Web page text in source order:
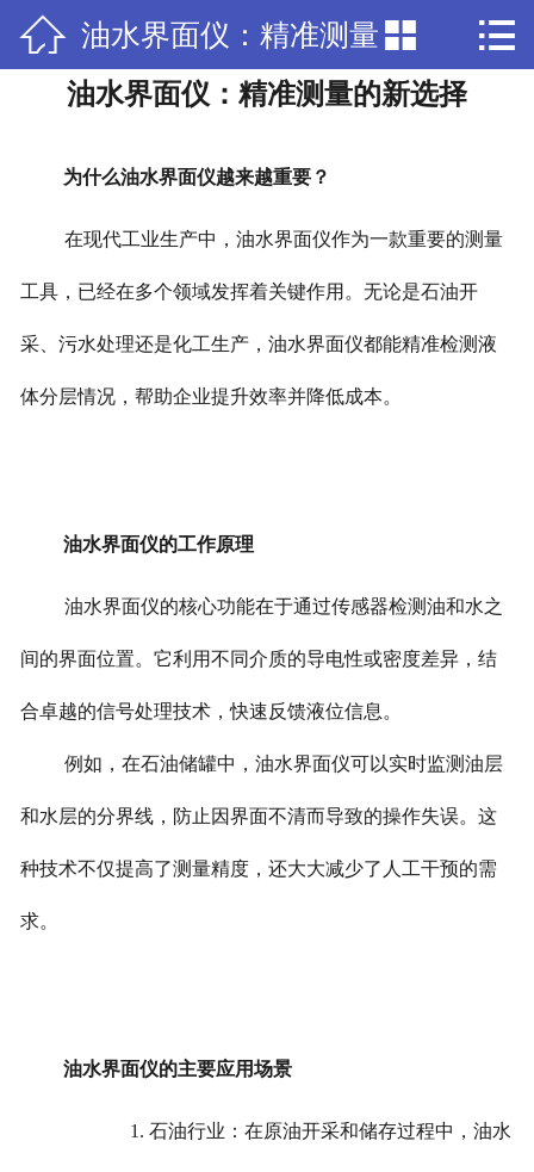
 网站首页
公司简介
联系我们
 油水界面仪：精准测量
的新选择
 
油水界面仪：精准测量的新选择
为什么油水界面仪越来越重要？
在现代工业生产中，油水界面仪作为一款重要的测量
工具，已经在多个领域发挥着关键作用。无论是石油开
采、污水处理还是化工生产，油水界面仪都能精准检测液
体分层情况，帮助企业提升效率并降低成本。
油水界面仪的工作原理
油水界面仪的核心功能在于通过传感器检测油和水之
间的界面位置。它利用不同介质的导电性或密度差异，结
合卓越的信号处理技术，快速反馈液位信息。
例如，在石油储罐中，油水界面仪可以实时监测油层
和水层的分界线，防止因界面不清而导致的操作失误。这
种技术不仅提高了测量精度，还大大减少了人工干预的需
求。
油水界面仪的主要应用场景
1. 石油行业：在原油开采和储存过程中，油水